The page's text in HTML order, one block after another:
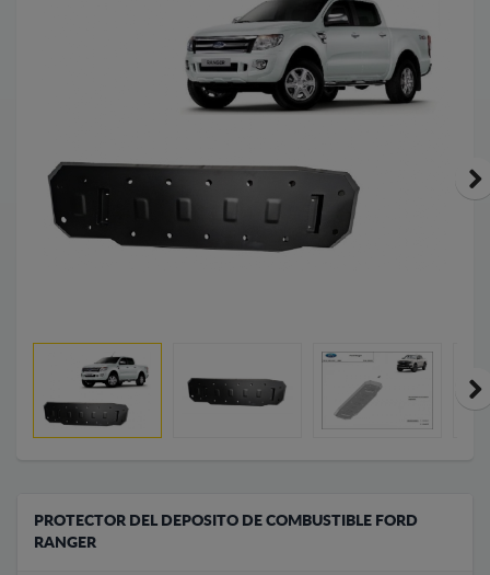
PROTECTOR DEL DEPOSITO DE COMBUSTIBLE FORD
RANGER